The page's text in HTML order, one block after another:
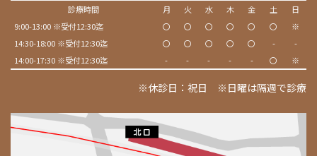
診療時間 月 火 水 木 金 土
日
9:00-13:00 ※受付12:30迄
〇 〇 〇 〇 〇 〇
※
14:30-18:00 ※受付12:30迄
〇 〇 〇 〇 〇 -
-
14:00-17:30 ※受付12:30迄
- - - - - 〇 ※
※休診日：祝日 ※日曜は隔週で診療